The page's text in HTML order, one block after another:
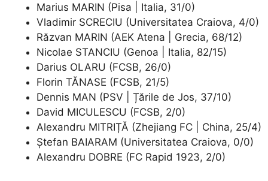
Marius MARIN (Pisa | Italia, 31/0)
Vladimir SCRECIU (Universitatea Craiova, 4/0)
Răzvan MARIN (AEK Atena | Grecia, 68/12)
Nicolae STANCIU (Genoa | Italia, 82/15)
Darius OLARU (FCSB, 26/0)
Florin TĂNASE (FCSB, 21/5)
Dennis MAN (PSV | Țările de Jos, 37/10)
David MICULESCU (FCSB, 2/0)
Alexandru MITRIȚĂ (Zhejiang FC | China, 25/4)
Ștefan BAIARAM (Universitatea Craiova, 0/0)
Alexandru DOBRE (FC Rapid 1923, 2/0)